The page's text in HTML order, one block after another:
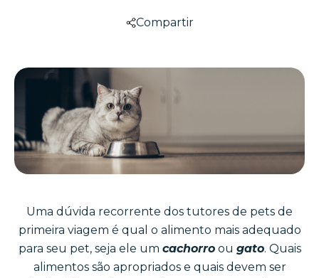
Compartir
Uma dúvida recorrente dos tutores de pets de
primeira viagem é qual o alimento mais adequado
para seu pet, seja ele um cachorroou gato. Quais
alimentos são apropriados e quais devem ser